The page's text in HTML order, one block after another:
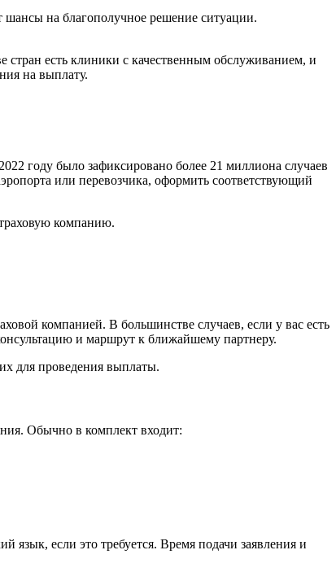
на благополучное решение ситуации.
есть клиники с качественным обслуживанием, и
на выплату.
году было зафиксировано более 21 миллиона случаев
или перевозчика, оформить соответствующий
компанию.
компанией. В большинстве случаев, если у вас есть
и маршрут к ближайшему партнеру.
для проведения выплаты.
Обычно в комплект входит:
язык, если это требуется. Время подачи заявления и